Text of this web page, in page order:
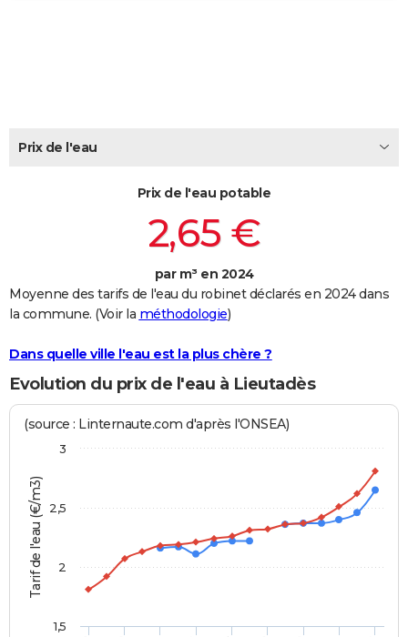
FORUM
Bricolage
Lifestyle
Culture
Sport
Auto
Television
Voyage
Cinema
Prix de l'eau
Prix de l'eau potable
2,65 €
par m³ en 2024
Moyenne des tarifs de l'eau du robinet déclarés en 2024 dans
la commune. (Voir la méthodologie)
Dans quelle ville l'eau est la plus chère ?
Evolution du prix de l'eau à Lieutadès
Tarif de l'eau (€/m3)
(source : Linternaute.com d'après l'ONSEA)
2
2,5
3
1,5